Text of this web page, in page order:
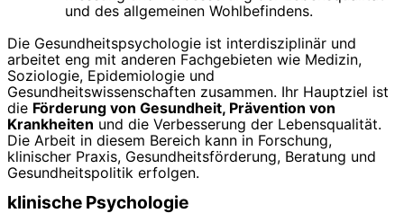
und des allgemeinen Wohlbefindens.
Die Gesundheitspsychologie ist interdisziplinär und
arbeitet eng mit anderen Fachgebieten wie Medizin,
Soziologie, Epidemiologie und
Gesundheitswissenschaften zusammen. Ihr Hauptziel ist
die Förderung von Gesundheit, Prävention von
Krankheiten und die Verbesserung der Lebensqualität.
Die Arbeit in diesem Bereich kann in Forschung,
klinischer Praxis, Gesundheitsförderung, Beratung und
Gesundheitspolitik erfolgen.
klinische Psychologie